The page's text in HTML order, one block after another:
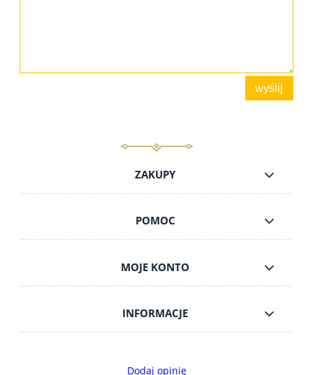
wyślij
ZAKUPY
POMOC
MOJE KONTO
INFORMACJE
Dodaj opinię